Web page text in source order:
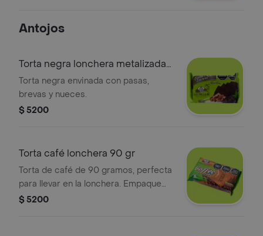
Antojos
Torta negra lonchera metalizada
100 gr.
Torta negra envinada con pasas,
brevas y nueces.
$ 5200
Torta café lonchera 90 gr
Torta de café de 90 gramos, perfecta
para llevar en la lonchera. Empaque
práctico.
$ 5200